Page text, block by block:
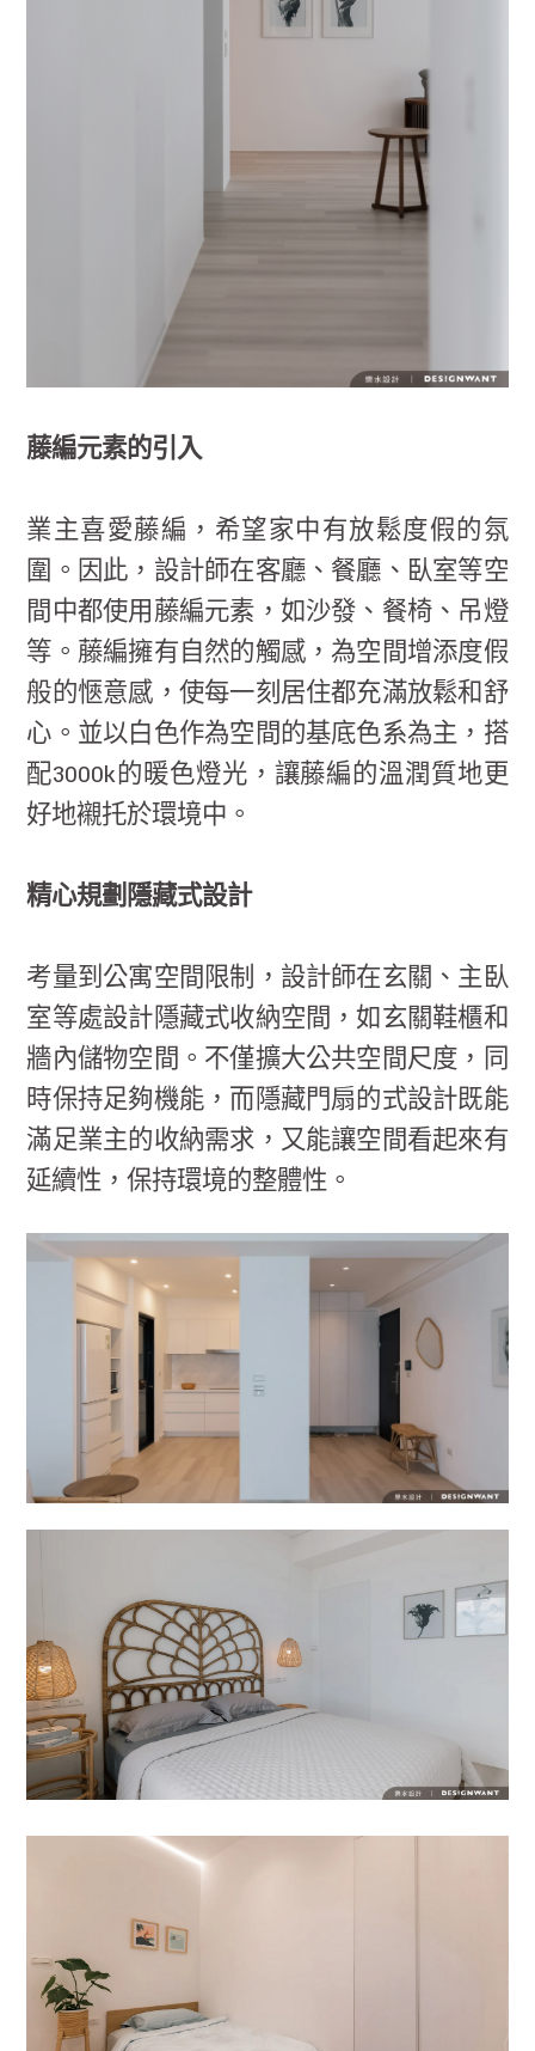
藤編元素的引入
業主喜愛藤編，希望家中有放鬆度假的氛
圍。因此，設計師在客廳、餐廳、臥室等空
間中都使用藤編元素，如沙發、餐椅、吊燈
等。藤編擁有自然的觸感，為空間增添度假
般的愜意感，使每一刻居住都充滿放鬆和舒
心。並以白色作為空間的基底色系為主，搭
配3000k的暖色燈光，讓藤編的溫潤質地更
好地襯托於環境中。
精心規劃隱藏式設計
考量到公寓空間限制，設計師在玄關、主臥
室等處設計隱藏式收納空間，如玄關鞋櫃和
牆內儲物空間。不僅擴大公共空間尺度，同
時保持足夠機能，而隱藏門扇的式設計既能
滿足業主的收納需求，又能讓空間看起來有
延續性，保持環境的整體性。